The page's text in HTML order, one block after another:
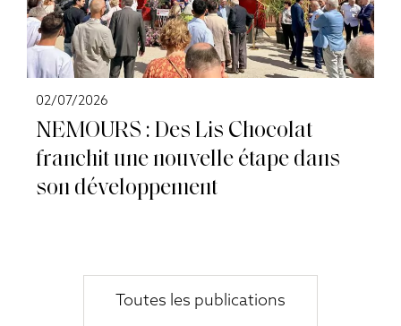
02/07/2026
NEMOURS : Des Lis Chocolat
franchit une nouvelle étape dans
son développement
Toutes les publications